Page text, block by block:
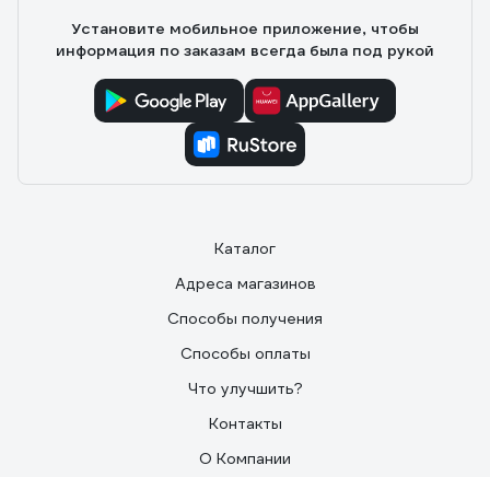
Установите мобильное приложение, чтобы
информация по заказам всегда была под рукой
Каталог
Адреса магазинов
Способы получения
Способы оплаты
Что улучшить?
Контакты
О Компании